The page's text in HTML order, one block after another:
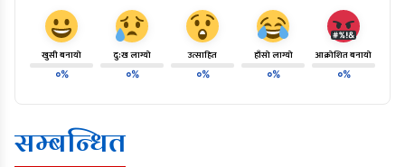
खुसी बनायो
०%
दु:ख लाग्यो
०%
उत्साहित
०%
हाँसो लाग्यो
०%
आक्रोशित बनायो
०%
सम्बन्धित